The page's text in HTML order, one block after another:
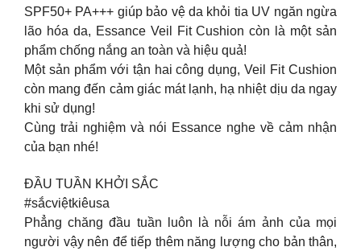
SPF50+ PA+++ giúp bảo vệ da khỏi tia UV ngăn ngừa
lão hóa da, Essance Veil Fit Cushion còn là một sản
phẩm chống nắng an toàn và hiệu quả!
Một sản phẩm với tận hai công dụng, Veil Fit Cushion
còn mang đến cảm giác mát lạnh, hạ nhiệt dịu da ngay
khi sử dụng!
Cùng trải nghiệm và nói Essance nghe về cảm nhận
của bạn nhé!
ĐẦU TUẦN KHỞI SẮC
#sắcviệtkiêusa
Phẳng chăng đầu tuần luôn là nỗi ám ảnh của mọi
người vậy nên để tiếp thêm năng lượng cho bản thân,